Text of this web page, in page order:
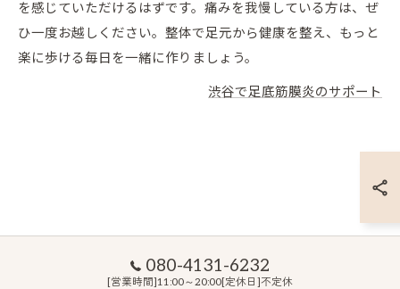
を感じていただけるはずです。痛みを我慢している方は、ぜ
ひ一度お越しください。整体で足元から健康を整え、もっと
楽に歩ける毎日を一緒に作りましょう。
渋谷で足底筋膜炎のサポート
080-4131-6232
[営業時間]11:00～20:00[定休日]不定休